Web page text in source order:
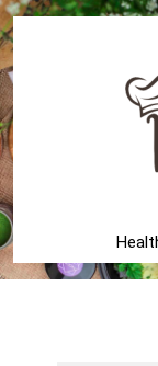
Skip
to
content